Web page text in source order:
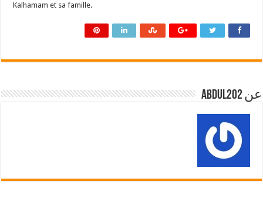
Kalhamam et sa famille.
عن abdul202